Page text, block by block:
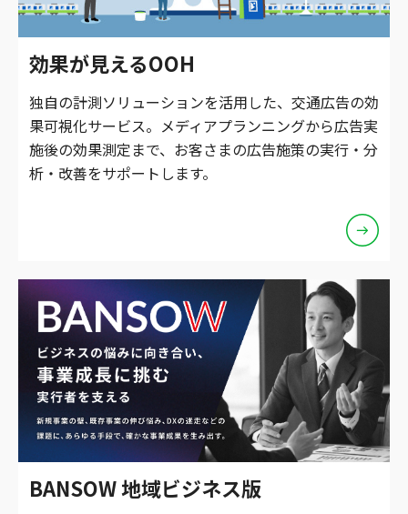
効果が見えるOOH
独自の計測ソリューションを活用した、交通広告の効
果可視化サービス。メディアプランニングから広告実
施後の効果測定まで、お客さまの広告施策の実行・分
析・改善をサポートします。
BANSOW 地域ビジネス版